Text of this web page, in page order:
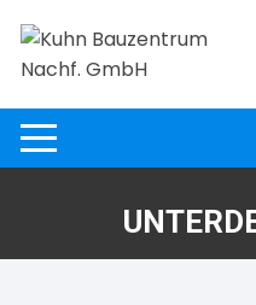
Inhalt
springen